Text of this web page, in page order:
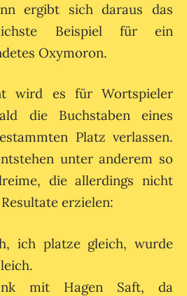
ergibt sich daraus das
Beispiel für ein
Oxymoron.
wird es für Wortspieler
die Buchstaben eines
Platz verlassen.
unter anderem so
die allerdings nicht
erzielen:
ich platze gleich, wurde
mit Hagen Saft, da